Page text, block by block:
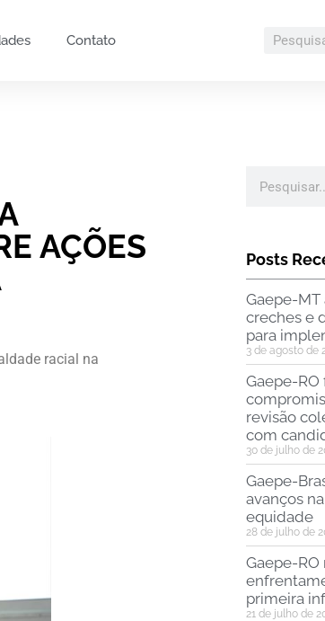
Contato
AÇÕES
racial na
Posts
Gaepe-
creches e
para
3 de agosto de
Gaepe-
revisão
com
30 de julho de
Gaepe-
avanços
equidade
28 de julho de
Gaepe-
primeira
21 de julho de